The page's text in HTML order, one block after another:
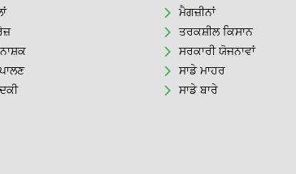
ਮੈਗਜ਼ੀਨਾਂ
ਤਰਕਸ਼ੀਲ ਕਿਸਾਨ
ਸਰਕਾਰੀ ਯੋਜਨਾਵਾਂ
ਸਾਡੇ ਮਾਹਰ
ਸਾਡੇ ਬਾਰੇ